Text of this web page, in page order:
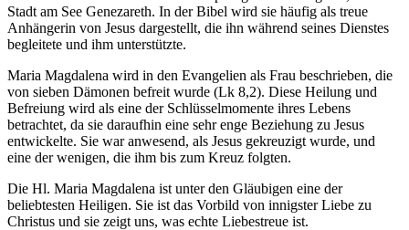
Stadt am See Genezareth. In der Bibel wird sie häufig als treue
Anhängerin von Jesus dargestellt, die ihn während seines Dienstes
begleitete und ihm unterstützte.
Maria Magdalena wird in den Evangelien als Frau beschrieben, die
von sieben Dämonen befreit wurde (Lk 8,2). Diese Heilung und
Befreiung wird als eine der Schlüsselmomente ihres Lebens
betrachtet, da sie daraufhin eine sehr enge Beziehung zu Jesus
entwickelte. Sie war anwesend, als Jesus gekreuzigt wurde, und
eine der wenigen, die ihm bis zum Kreuz folgten.
Die Hl. Maria Magdalena ist unter den Gläubigen eine der
beliebtesten Heiligen. Sie ist das Vorbild von innigster Liebe zu
Christus und sie zeigt uns, was echte Liebestreue ist.